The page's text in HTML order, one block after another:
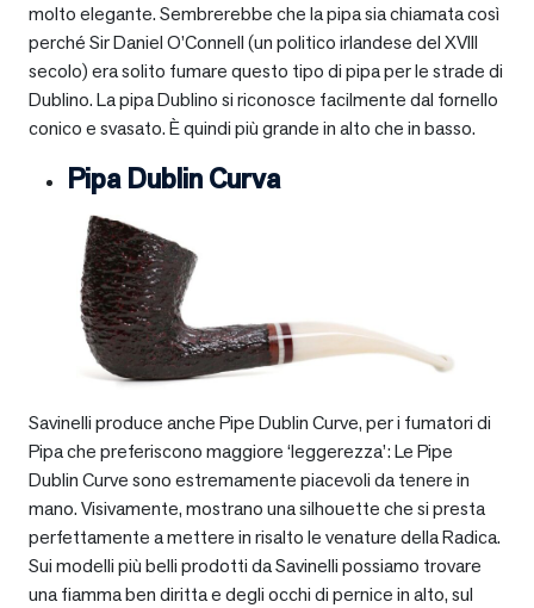
molto elegante. Sembrerebbe che la pipa sia chiamata così
perché Sir Daniel O’Connell (un politico irlandese del XVIII
secolo) era solito fumare questo tipo di pipa per le strade di
Dublino. La pipa Dublino si riconosce facilmente dal fornello
conico e svasato. È quindi più grande in alto che in basso.
Pipa Dublin Curva
Savinelli produce anche Pipe Dublin Curve, per i fumatori di
Pipa che preferiscono maggiore ‘leggerezza’: Le Pipe
Dublin Curve sono estremamente piacevoli da tenere in
mano. Visivamente, mostrano una silhouette che si presta
perfettamente a mettere in risalto le venature della Radica.
Sui modelli più belli prodotti da Savinelli possiamo trovare
una fiamma ben diritta e degli occhi di pernice in alto, sul